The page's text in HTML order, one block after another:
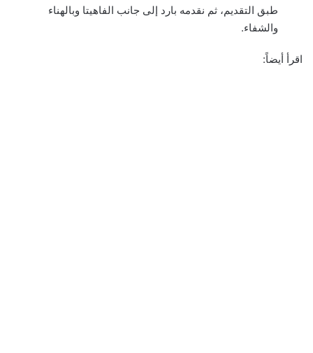
طبق التقديم، ثم نقدمه بارد إلى جانب الفاهيتا وبالهناء
والشفاء.
اقرأ أيضاً: